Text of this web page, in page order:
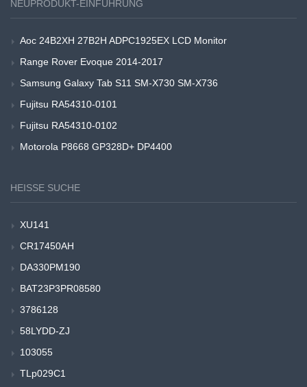
NEUPRODUKT-EINFÜHRUNG
Aoc 24B2XH 27B2H ADPC1925EX LCD Monitor
Range Rover Evoque 2014-2017
Samsung Galaxy Tab S11 SM-X730 SM-X736
Fujitsu RA54310-0101
Fujitsu RA54310-0102
Motorola P8668 GP328D+ DP4400
HEISSE SUCHE
XU141
CR17450AH
DA330PM190
BAT23P3PR08580
3786128
58LYDD-ZJ
103055
TLp029C1